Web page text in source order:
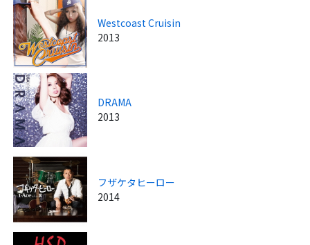
Westcoast Cruisin
2013
DRAMA
2013
フザケタヒーロー
2014